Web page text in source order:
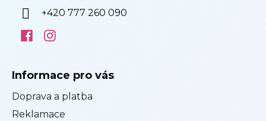
+420 777 260 090
Informace pro vás
Doprava a platba
Reklamace